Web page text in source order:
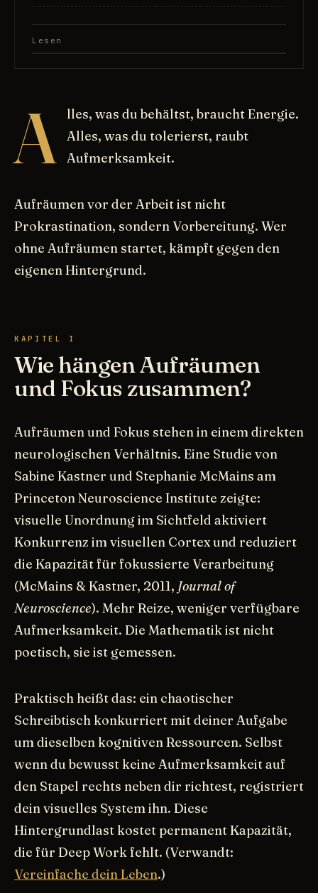
Lesen
A
lles, was du behältst, braucht Energie.
Alles, was du tolerierst, raubt
Aufmerksamkeit.
Aufräumen vor der Arbeit ist nicht
Prokrastination, sondern Vorbereitung. Wer
ohne Aufräumen startet, kämpft gegen den
eigenen Hintergrund.
KAPITEL I
Wie hängen Aufräumen
und Fokus zusammen?
Aufräumen und Fokus stehen in einem direkten
neurologischen Verhältnis. Eine Studie von
Sabine Kastner und Stephanie McMains am
Princeton Neuroscience Institute zeigte:
visuelle Unordnung im Sichtfeld aktiviert
Konkurrenz im visuellen Cortex und reduziert
die Kapazität für fokussierte Verarbeitung
(McMains & Kastner, 2011, Journal of
Neuroscience). Mehr Reize, weniger verfügbare
Aufmerksamkeit. Die Mathematik ist nicht
poetisch, sie ist gemessen.
Praktisch heißt das: ein chaotischer
Schreibtisch konkurriert mit deiner Aufgabe
um dieselben kognitiven Ressourcen. Selbst
wenn du bewusst keine Aufmerksamkeit auf
den Stapel rechts neben dir richtest, registriert
dein visuelles System ihn. Diese
Hintergrundlast kostet permanent Kapazität,
die für Deep Work fehlt. (Verwandt:
Vereinfache dein Leben.)